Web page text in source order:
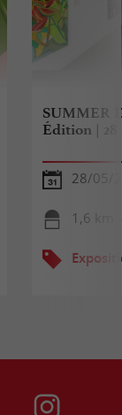
SUMMER
Édition | 28
28/05/
1,6 km